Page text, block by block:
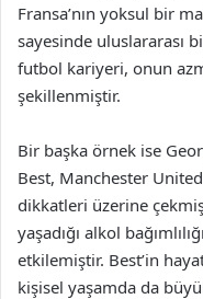
Fransa’nın yoksul bir
sayesinde uluslararası
futbol kariyeri, onun
şekillenmiştir.
Bir başka örnek ise
Best, Manchester
dikkatleri üzerine
yaşadığı alkol
etkilemiştir. Best’in
kişisel yaşamda da